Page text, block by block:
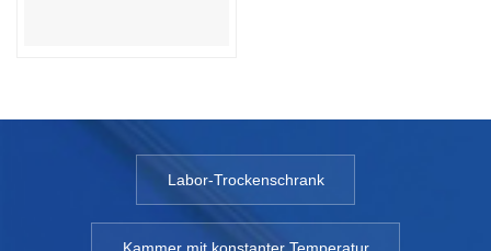
Labor-Trockenschrank